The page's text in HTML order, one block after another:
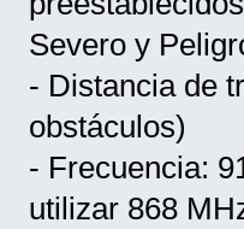
Severo y
- Distancia de
obstáculos)
- Frecuencia:
utilizar 868